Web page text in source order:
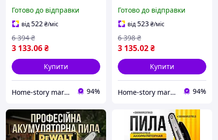
мастила з 2 АКБ Ручна
пилка для обрізання
дерев у пластиковій
валізі
Готово до відправки
від522₴/міс
3 133.06₴
6 394 ₴
Купити
Home-story market 94%
ланцюгова пилка
складана для обрізки саду
з подачею мастила
Готово до відправки
від523₴/міс
3 135.02₴
6 398 ₴
Купити
Home-story market 94%